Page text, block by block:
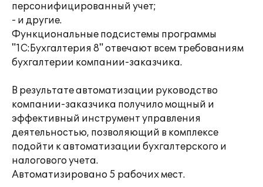
персонифицированный учет;
- и другие.
Функциональные подсистемы программы
"1С:Бухгалтерия 8" отвечают всем требованиям
бухгалтерии компании-заказчика.
В результате автоматизации руководство
компании-заказчика получило мощный и
эффективный инструмент управления
деятельностью, позволяющий в комплексе
подойти к автоматизации бухгалтерского и
налогового учета.
Автоматизировано 5 рабочих мест.